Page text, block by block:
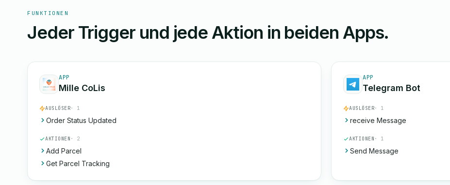
FUNKTIONEN
Jeder Trigger und jede Aktion in beiden Apps.
APP
Mille CoLis
AUSLÖSER· 1
Order Status Updated
AKTIONEN · 2
Add Parcel
Get Parcel Tracking
APP
Telegram Bot
AUSLÖSER· 1
receive Message
AKTIONEN · 1
Send Message